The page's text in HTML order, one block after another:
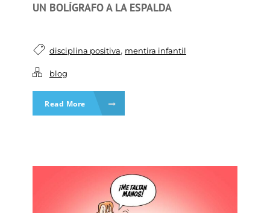
UN BOLÍGRAFO A LA ESPALDA
disciplina positiva, mentira infantil
blog
Read More